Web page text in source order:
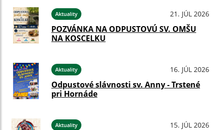
Aktuality 21. JÚL 2026
POZVÁNKA NA ODPUSTOVÚ SV. OMŠU
NA KOSCELKU
Aktuality 16. JÚL 2026
Odpustové slávnosti sv. Anny - Trstené
pri Hornáde
Aktuality 15. JÚL 2026